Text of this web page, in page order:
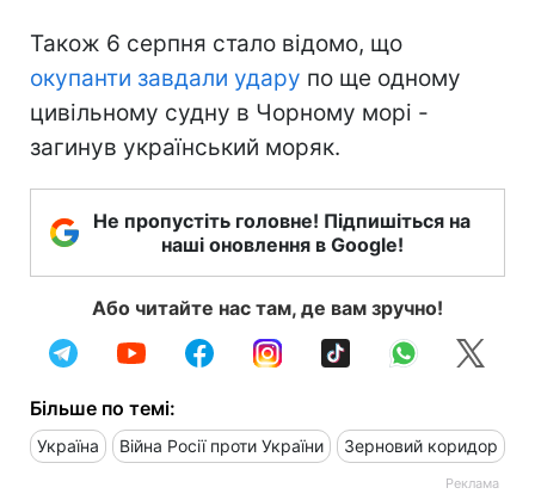
Також 6 серпня стало відомо, що
окупанти завдали удару по ще одному
цивільному судну в Чорному морі -
загинув український моряк.
Не пропустіть головне! Підпишіться на
наші оновлення в Google!
Або читайте нас там, де вам зручно!
Більше по темі:
Україна Війна Росії проти України Зерновий коридор